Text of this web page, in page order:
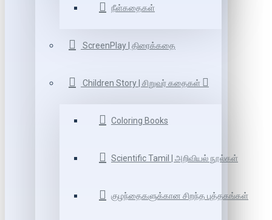
நீள்கதைகள்
ScreenPlay | திரைக்கதை
Children Story | சிறுவர் கதைகள்
Coloring Books
Scientific Tamil | அறிவியல் நூல்கள்
குழந்தைகளுக்கான சிறந்த புத்தகங்கள்